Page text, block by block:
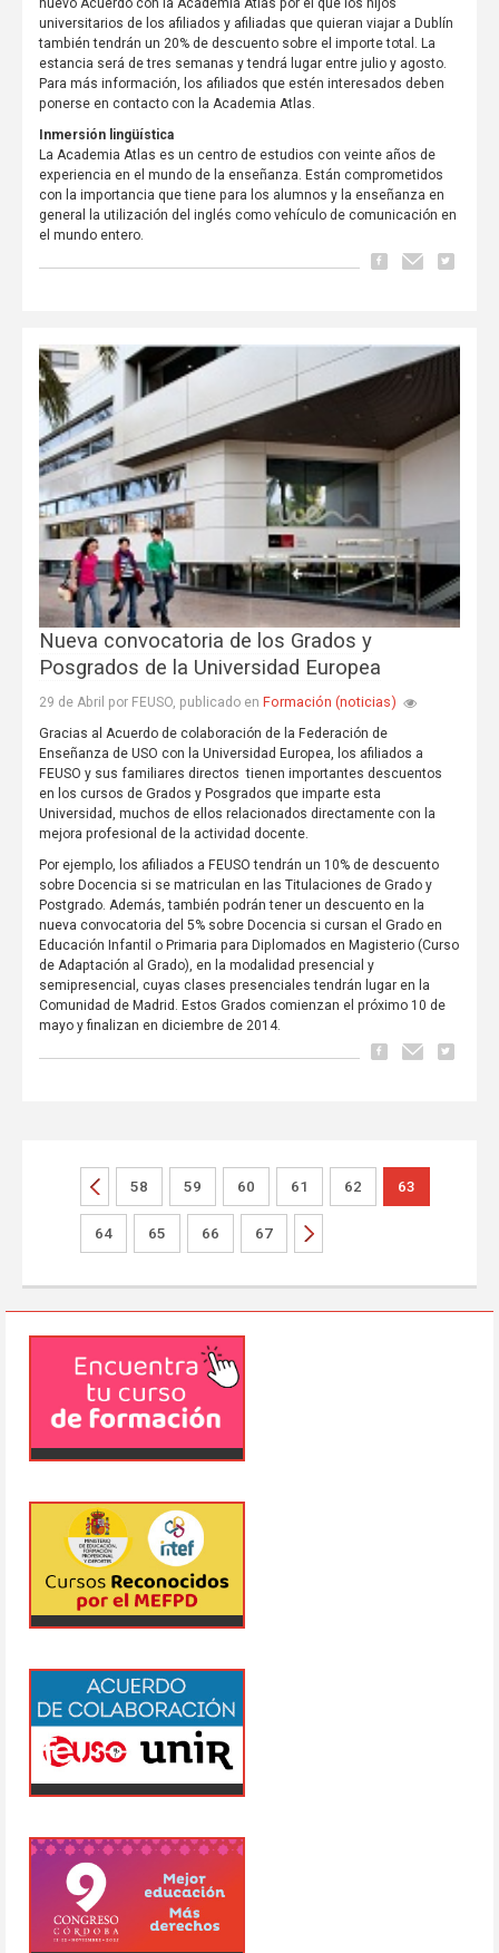
nuevo Acuerdo con la Academia Atlas por el que los hijos
universitarios de los afiliados y afiliadas que quieran viajar a Dublín
también tendrán un 20% de descuento sobre el importe total. La
estancia será de tres semanas y tendrá lugar entre julio y agosto.
Para más información, los afiliados que estén interesados deben
ponerse en contacto con la Academia Atlas.
Inmersión lingüística
La Academia Atlas es un centro de estudios con veinte años de
experiencia en el mundo de la enseñanza. Están comprometidos
con la importancia que tiene para los alumnos y la enseñanza en
general la utilización del inglés como vehículo de comunicación en
el mundo entero.
Nueva convocatoria de los Grados y
Posgrados de la Universidad Europea
29 de Abril por FEUSO, publicado en Formación (noticias)
Gracias al Acuerdo de colaboración de la Federación de
Enseñanza de USO con la Universidad Europea, los afiliados a
FEUSO y sus familiares directos tienen importantes descuentos
en los cursos de Grados y Posgrados que imparte esta
Universidad, muchos de ellos relacionados directamente con la
mejora profesional de la actividad docente.
Por ejemplo, los afiliados a FEUSO tendrán un 10% de descuento
sobre Docencia si se matriculan en las Titulaciones de Grado y
Postgrado. Además, también podrán tener un descuento en la
nueva convocatoria del 5% sobre Docencia si cursan el Grado en
Educación Infantil o Primaria para Diplomados en Magisterio (Curso
de Adaptación al Grado), en la modalidad presencial y
semipresencial, cuyas clases presenciales tendrán lugar en la
Comunidad de Madrid. Estos Grados comienzan el próximo 10 de
mayo y finalizan en diciembre de 2014.
58 59 60 61 62 63
64 65 66 67